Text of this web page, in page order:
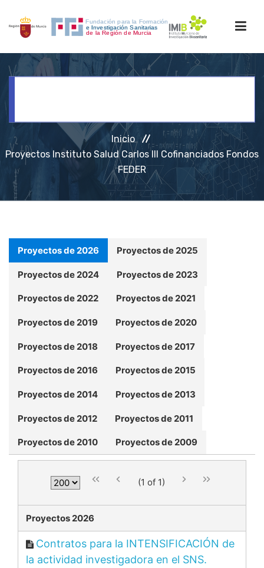
INICIO
INVESTIGACIÓN
RRHH
ACCESO PERSONAL
Inicio
Proyectos Instituto Salud Carlos III Cofinanciados Fondos
FEDER
Proyectos de 2026 Proyectos de 2025
Proyectos de 2024 Proyectos de 2023
Proyectos de 2022 Proyectos de 2021
Proyectos de 2019 Proyectos de 2020
Proyectos de 2018 Proyectos de 2017
Proyectos de 2016 Proyectos de 2015
Proyectos de 2014 Proyectos de 2013
Proyectos de 2012 Proyectos de 2011
Proyectos de 2010 Proyectos de 2009
(1 of 1)
Proyectos 2026
Contratos para la INTENSIFICACIÓN de
la actividad investigadora en el SNS.